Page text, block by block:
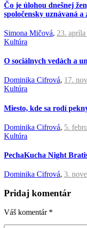
Čo je úlohou dnešnej
spoločensky uznávaná a
Simona Mičová, 23.
Kultúra
O sociálnych vedách a
Dominika Cifrová, 17.
Kultúra
Miesto, kde sa rodí
Dominika Cifrová, 5.
Kultúra
PechaKucha Night
Dominika Cifrová, 3.
Pridaj komentár
Váš komentár *